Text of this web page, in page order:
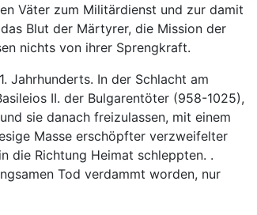
Väter zum Militärdienst und zur damit
Blut der Märtyrer, die Mission der
nichts von ihrer Sprengkraft.
Jahrhunderts. In der Schlacht am
II. der Bulgarentöter (958-1025),
sie danach freizulassen, mit einem
Masse erschöpfter verzweifelter
die Richtung Heimat schleppten. .
Tod verdammt worden, nur